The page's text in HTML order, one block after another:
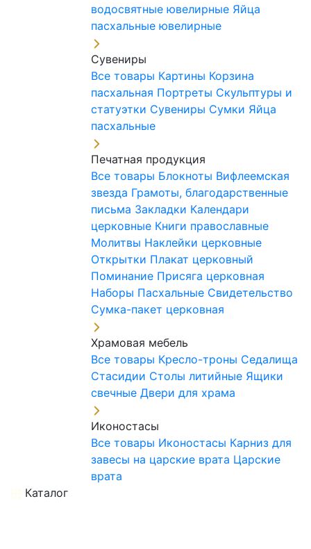
водосвятные ювелирные Яйца
пасхальные ювелирные
Сувениры
Все товары Картины Корзина
пасхальная Портреты Скульптуры и
статуэтки Сувениры Сумки Яйца
пасхальные
Печатная продукция
Все товары Блокноты Вифлеемская
звезда Грамоты, благодарственные
письма Закладки Календари
церковные Книги православные
Молитвы Наклейки церковные
Открытки Плакат церковный
Поминание Присяга церковная
Наборы Пасхальные Свидетельство
Сумка-пакет церковная
Храмовая мебель
Все товары Кресло-троны Седалища
Стасидии Столы литийные Ящики
свечные Двери для храма
Иконостасы
Все товары Иконостасы Карниз для
завесы на царские врата Царские
врата
Каталог